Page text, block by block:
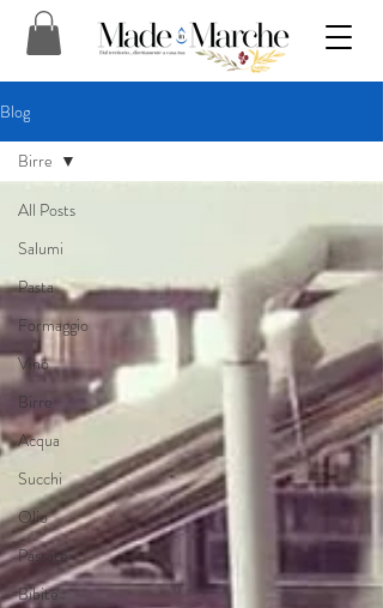
Blog
All Posts
Salumi
Pasta
Formaggio
Vino
Birre
Acqua
Succhi
Olio
Passate
Bibite
Birre